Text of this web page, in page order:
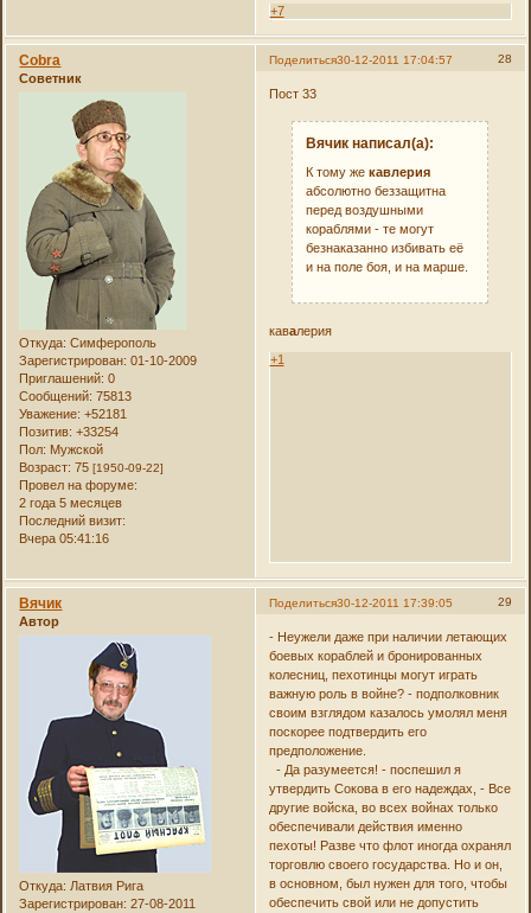
+7
Поделиться 28
30-12-2011 17:04:57
Cobra
Советник
Откуда: Симферополь
Зарегистрирован: 01-10-2009
Приглашений: 0
Сообщений: 75813
Уважение: +52181
Позитив: +33254
Пол: Мужской
Возраст: 75[1950-09-22]
Провел на форуме:
2 года 5 месяцев
Последний визит:
Вчера 05:41:16
Пост 33
Вячик написал(а):
К тому жекавлерия
абсолютно беззащитна
перед воздушными
кораблями - те могут
безнаказанно избивать её
и на поле боя, и на марше.
кавалерия
+1
Поделиться 29
30-12-2011 17:39:05
Вячик
Автор
Откуда: Латвия Рига
Зарегистрирован: 27-08-2011
- Неужели даже при наличии летающих
боевых кораблей и бронированных
колесниц, пехотинцы могут играть
важную роль в войне? - подполковник
своим взглядом казалось умолял меня
поскорее подтвердить его
предположение.
- Да разумеется! - поспешил я
утвердить Сокова в его надеждах, - Все
другие войска, во всех войнах только
обеспечивали действия именно
пехоты! Разве что флот иногда охранял
торговлю своего государства. Но и он,
в основном, был нужен для того, чтобы
обеспечить свой или не допустить